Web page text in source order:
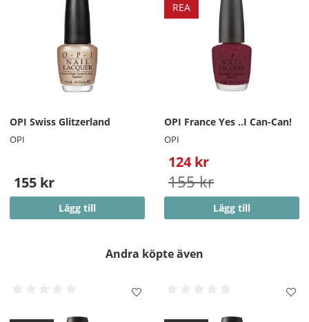
OPI Swiss Glitzerland
OPI
155 kr
Lägg till
REA
OPI France Yes ..I Can-Can!
OPI
124 kr
155 kr
Lägg till
Andra köpte även